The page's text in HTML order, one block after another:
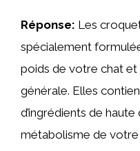
Réponse: Les
spécialement
poids de votre chat et
générale. Elles
d’ingrédients de
métabolisme de votre